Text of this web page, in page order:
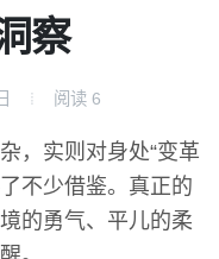
察
阅读 6
，实则对身处“变革
不少借鉴。真正的
的勇气、平儿的柔